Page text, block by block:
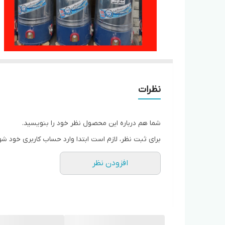
نظرات
شما هم درباره این محصول نظر خود را بنویسید.
برای ثبت نظر، لازم است ابتدا وارد حساب کاربری خود
افزودن نظر